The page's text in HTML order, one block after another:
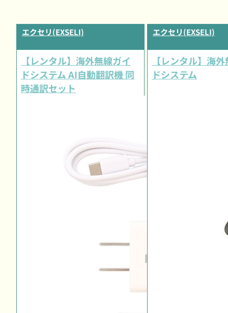
エクセリ(EXSELI)
【レンタル】海外無線ガイ
ドシステム AI自動翻訳機 同
時通訳セット
エクセリ(EXSELI)
【レンタル】海
ドシステム